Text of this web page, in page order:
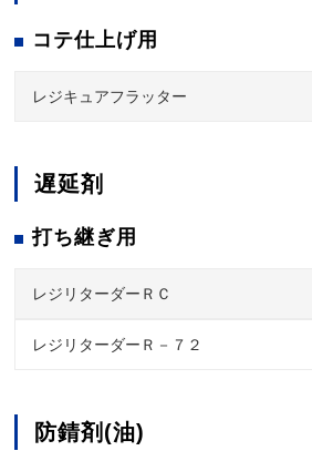
コテ仕上げ用
レジキュアフラッター
遅延剤
打ち継ぎ用
レジリターダーＲＣ
レジリターダーＲ－７２
防錆剤(油)